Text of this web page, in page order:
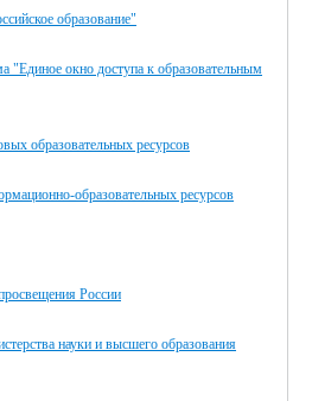
образование"
"Единое окно доступа к образовательным
образовательных ресурсов
образовательных ресурсов
России
науки и высшего образования